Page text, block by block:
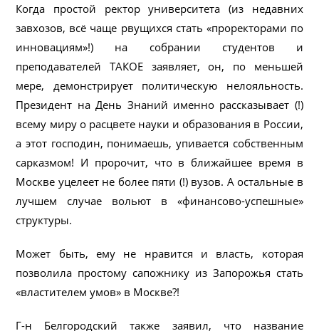
Когда простой ректор университета (из недавних
завхозов, всё чаще рвущихся стать «проректорами по
инновациям»!) на собрании студентов и
преподавателей ТАКОЕ заявляет, он, по меньшей
мере, демонстрирует политическую нелояльность.
Президент на День Знаний именно рассказывает (!)
всему миру о расцвете науки и образования в России,
а этот господин, понимаешь, упивается собственным
сарказмом! И пророчит, что в ближайшее время в
Москве уцелеет не более пяти (!) вузов. А остальные в
лучшем случае вольют в «финансово-успешные»
структуры.
Может быть, ему не нравится и власть, которая
позволила простому сапожнику из Запорожья стать
«властителем умов» в Москве?!
Г-н Белгородский также заявил, что название